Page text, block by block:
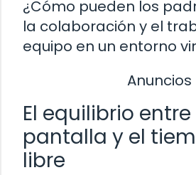
¿Cómo pueden los
la colaboración y el
equipo en un entorno
Anuncios
El equilibrio entre
pantalla y el
libre